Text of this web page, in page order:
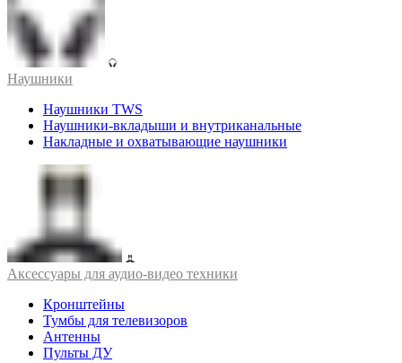
Наушники
Наушники TWS
Наушники-вкладыши и внутриканальные
Накладные и охватывающие наушники
Аксессуары для аудио-видео техники
Кронштейны
Тумбы для телевизоров
Антенны
Пульты ДУ